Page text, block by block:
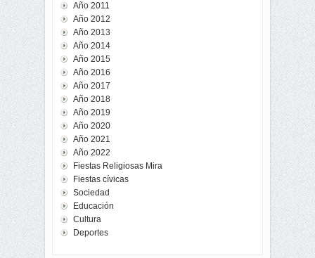
Año 2011
Año 2012
Año 2013
Año 2014
Año 2015
Año 2016
Año 2017
Año 2018
Año 2019
Año 2020
Año 2021
Año 2022
Fiestas Religiosas Mira
Fiestas cívicas
Sociedad
Educación
Cultura
Deportes